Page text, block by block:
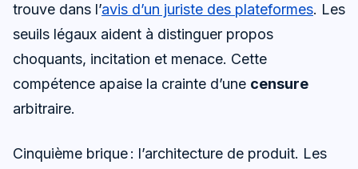
trouve dans l’avis d’un juriste des plateformes. Les
seuils légaux aident à distinguer propos
choquants, incitation et menace. Cette
compétence apaise la crainte d’une censure
arbitraire.
Cinquième brique : l’architecture de produit. Les